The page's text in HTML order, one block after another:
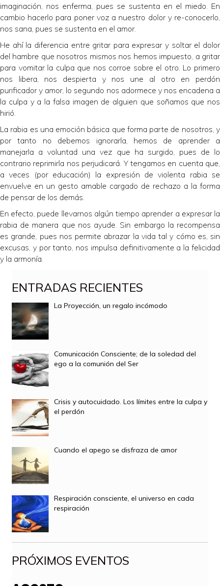
imaginación, nos enferma, pues se sustenta en el miedo. En
cambio hacerlo para poner voz a nuestro dolor y re-conocerlo,
nos sana, pues se sustenta en el amor.
He ahí la diferencia entre gritar para expresar y soltar el dolor
del hambre que nosotros mismos nos hemos impuesto, a gritar
para vomitar la culpa que nos corroe sobre el otro. Lo primero
nos libera, nos despierta y nos une al otro en perdón
purificador y amor, lo segundo nos adormece y nos encadena a
la culpa y a la falsa imagen de alguien que soñamos que nos
hirió.
La rabia es una emoción básica que forma parte de nosotros, y
por tanto no debemos ignorarla, hemos de aprender a
manejarla a voluntad una vez que ha surgido, pues de lo
contrario reprimirla nos perjudicará. Y tengamos en cuenta que,
a veces (por educación) la expresión de violenta rabia se
envuelve en un gesto amable cargado de rechazo a la forma
de pensar de los demás.
En efecto, puede llevarnos algún tiempo aprender a expresar la
rabia de manera que nos ayude. Sin embargo la recompensa
es grande, pues nos permite abrazar la vida tal y cómo es, sin
excusas, y por tanto, nos impulsa definitivamente a la felicidad
y la armonía.
ENTRADAS RECIENTES
La Proyección, un regalo incómodo
Comunicación Consciente; de la soledad del
ego a la comunión del Ser
Crisis y autocuidado. Los límites entre la culpa y
el perdón
Cuando el apego se disfraza de amor
Respiración consciente, el universo en cada
respiración
PRÓXIMOS EVENTOS